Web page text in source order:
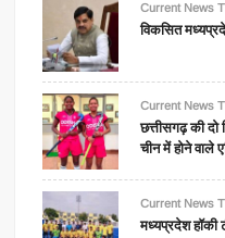
Current News
विकसित
Current News
छत्तीसगढ़ की दो
चीन में होने वाले
Current News
मध्यप्रदेश हॉकी